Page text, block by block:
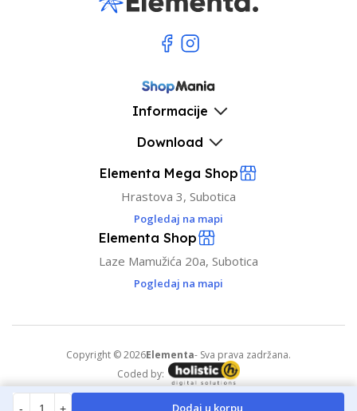
Dodaj u korpu
Informacije
Download
Elementa Mega Shop
Hrastova 3, Subotica
Pogledaj na mapi
Elementa Shop
Laze Mamužića 20a, Subotica
Pogledaj na mapi
Copyright © 2026Elementa- Sva prava zadržana.
Coded by: